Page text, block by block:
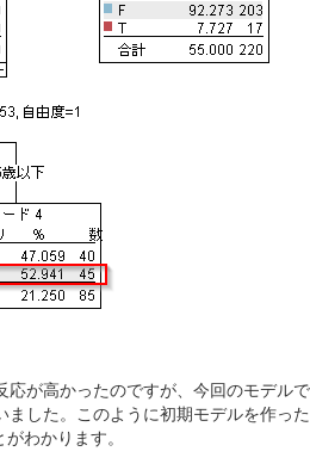
応が高かったのですが、今回のモデル
ました。このように初期モデルを作っ
わかります。